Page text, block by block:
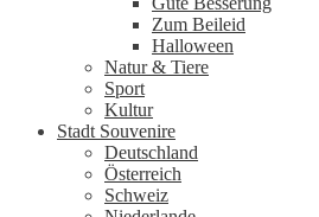
Zum Beileid
Halloween
Natur & Tiere
Sport
Kultur
Stadt Souvenire
Deutschland
Österreich
Schweiz